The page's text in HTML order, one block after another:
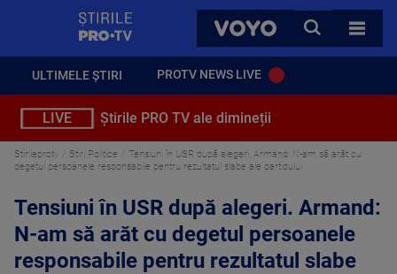
VOYO
CAUTA
TOATE
ULTIMELE ȘTIRI PROTV NEWS LIVE
LIVE Știrile PRO TV ale dimineții
Stirileprotv Stiri Politice
Tensiuni în USR după alegeri. Armand: N-am să arăt cu
degetul persoanele responsabile pentru rezultatul slabe ale partidului
Tensiuni în USR după alegeri. Armand:
N-am să arăt cu degetul persoanele
responsabile pentru rezultatul slabe